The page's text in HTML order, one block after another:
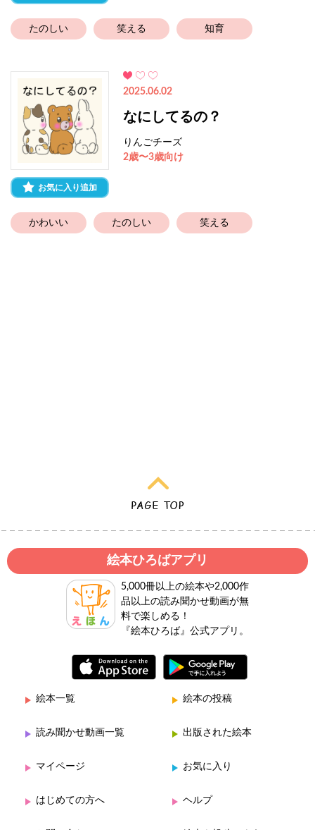
たのしい 笑える 知育
お気に入り追加
2025.06.02
なにしてるの？
りんごチーズ
2歳〜3歳向け
かわいい たのしい 笑える
絵本ひろばアプリ
5,000冊以上の絵本や2,000作
品以上の読み聞かせ動画が無
料で楽しめる！
『絵本ひろば』公式アプリ。
絵本一覧 絵本の投稿
読み聞かせ動画一覧 出版された絵本
マイページ お気に入り
はじめての方へ ヘルプ